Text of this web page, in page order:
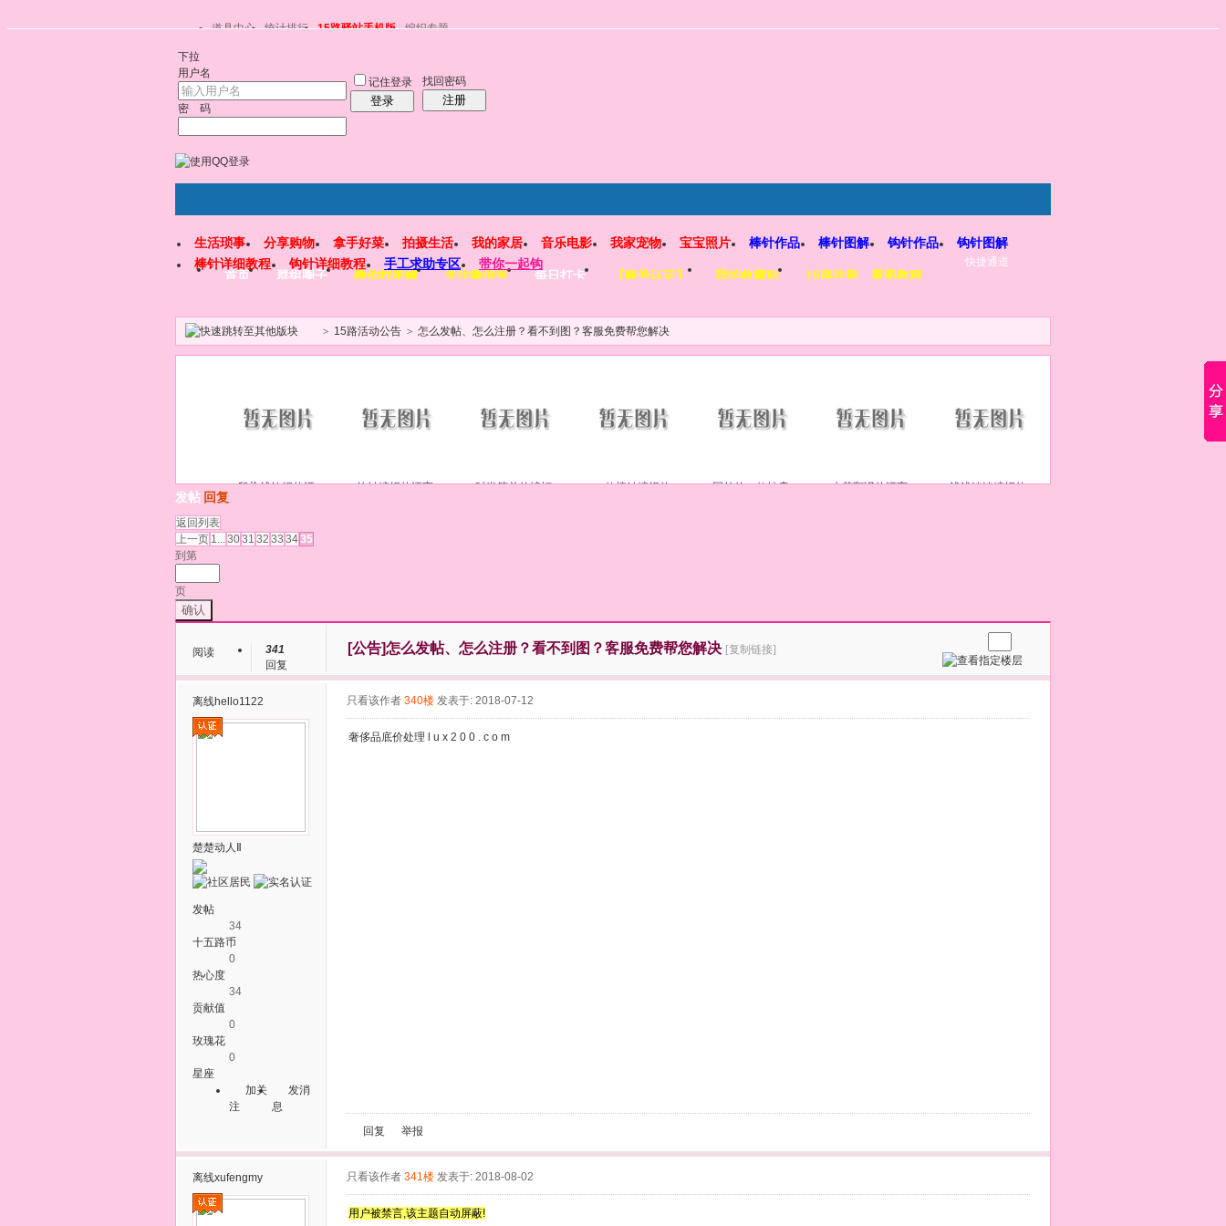
道具中心 统计排行 15路驿站手机版 编织专题
下拉
用户名
密 码
记住登录
登录
找回密码
注册
快捷通道
首页 群组圈子 教你找图解 关注微信号 每日打卡 【账号认证】 我的收藏贴 15路注册、看图教程
生活琐事 分享购物 拿手好菜 拍摄生活 我的家居 音乐电影 我家宠物 宝宝照片 棒针作品 棒针图解 钩针作品
钩针图解
棒针详细教程
钩针详细教程 手工求助专区 带你一起钩
> 15路活动公告 > 怎么发帖、怎么注册？看不到图？客服免费帮您解决
段染线钩织的漂 钩针编织的漂亮 时尚简单的蝙蝠 一款棒针编织的 国外的一款披肩 水若翻译的漂亮 浅浅淡淡编织的
发帖 回复
返回列表
上一页 1...3031 32 33 3435
到第
页
确认
阅读
341
回复
[公告]怎么发帖、怎么注册？看不到图？客服免费帮您解决 [复制链接]
离线hello1122
楚楚动人Ⅱ
发帖
34
十五路币
0
热心度
34
贡献值
0
玫瑰花
0
星座
加关
注
发消
息
只看该作者 340楼 发表于: 2018-07-12
奢侈品底价处理 l u x 2 0 0 . c o m
回复 举报
离线xufengmy 只看该作者 341楼 发表于: 2018-08-02
用户被禁言,该主题自动屏蔽!